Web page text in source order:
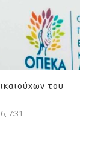
του
7:31